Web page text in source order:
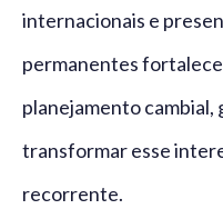
internacionais e
permanentes
planejamento cambial,
transformar esse
recorrente.